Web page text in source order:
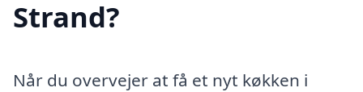
Strand?
Når du overvejer at få et nyt køkken i